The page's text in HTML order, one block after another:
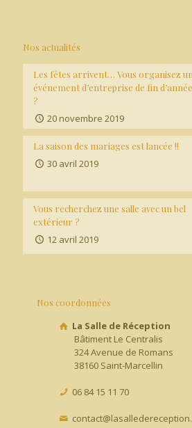
Nos actualités
Les fêtes arrivent… Vous organisez un
événement d’entreprise de fin d’année
?
20 novembre 2019
La saison des mariages est lancée !!
30 avril 2019
Vous recherchez une salle avec un bel
extérieur ?
12 avril 2019
Nos coordonnées
La Salle de Réception
Bâtiment Le Centralis
324 Avenue de Romans
38160 Saint-Marcellin
06 84 15 11 70